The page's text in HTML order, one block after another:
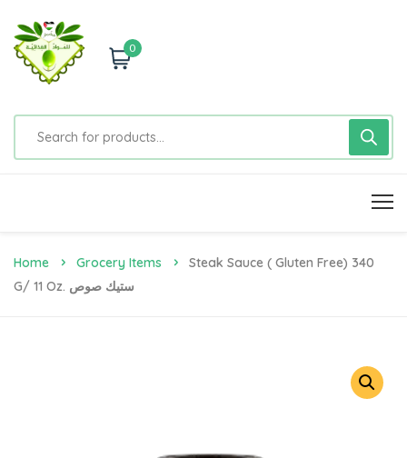
0
Home Grocery Items
Steak Sauce ( Gluten Free) 340
G/ 11 Oz. ستيك صوص